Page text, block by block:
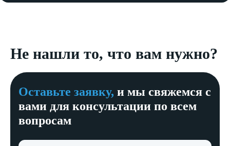
Не нашли то, что вам нужно?
Оставьте заявку, и мы свяжемся с
вами для консультации по всем
вопросам